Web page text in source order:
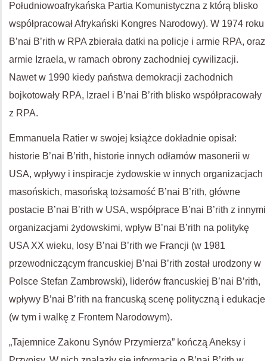
Południowoafrykańska Partia Komunistyczna z którą blisko
współpracował Afrykański Kongres Narodowy). W 1974 roku
B’nai B’rith w RPA zbierała datki na policje i armie RPA, oraz
armie Izraela, w ramach obrony zachodniej cywilizacji.
Nawet w 1990 kiedy państwa demokracji zachodnich
bojkotowały RPA, Izrael i B’nai B’rith blisko współpracowały
z RPA.
Emmanuela Ratier w swojej książce dokładnie opisał:
historie B’nai B’rith, historie innych odłamów masonerii w
USA, wpływy i inspiracje żydowskie w innych organizacjach
masońskich, masońską tożsamość B’nai B’rith, główne
postacie B’nai B’rith w USA, współprace B’nai B’rith z innymi
organizacjami żydowskimi, wpływ B’nai B’rith na politykę
USA XX wieku, losy B’nai B’rith we Francji (w 1981
przewodniczącym francuskiej B’nai B’rith został urodzony w
Polsce Stefan Zambrowski), liderów francuskiej B’nai B’rith,
wpływy B’nai B’rith na francuską scenę polityczną i edukacje
(w tym i walkę z Frontem Narodowym).
„Tajemnice Zakonu Synów Przymierza” kończą Aneksy i